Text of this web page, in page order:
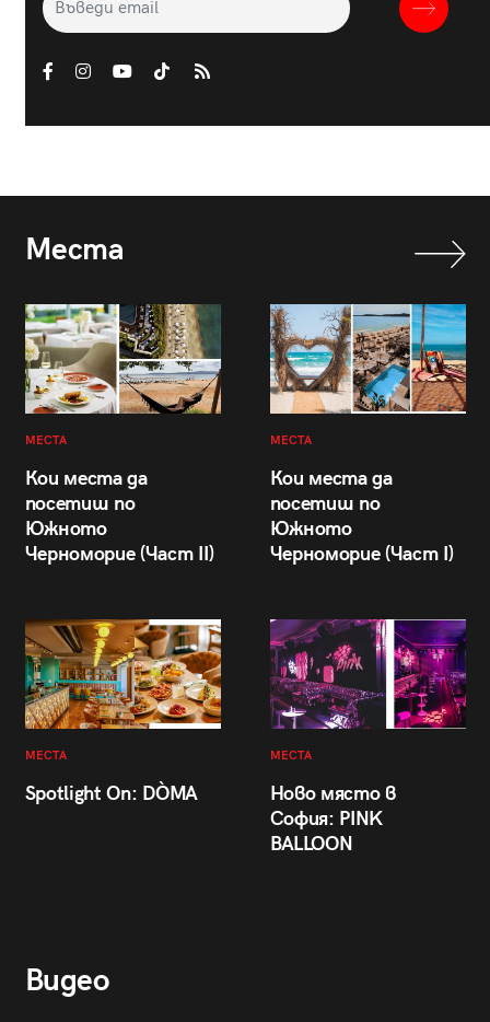
Места
МЕСТА
Кои места да
посетиш по
Южното
Черноморие (Част II)
МЕСТА
Кои места да
посетиш по
Южното
Черноморие (Част I)
МЕСТА
Spotlight On: DÒMA
МЕСТА
Ново място в
София: PINK
BALLOON
Видео